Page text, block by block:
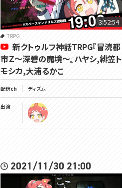
3:52:54
TRPG
新クトゥルフ神話TRPG『冒涜都
市Ｚ～深碧の魔境～』ハヤシ,緋笠ト
モシカ,大浦るかこ
配信ch ディズム
出演
2021/11/30 21:00